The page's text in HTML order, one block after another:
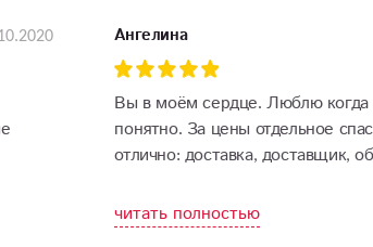
Ангелина
Вы в моём сердце. Люблю когда
понятно. За цены отдельное
отлично: доставка, доставщик,
работу, чтобы каждый день
красоту
читать полностью